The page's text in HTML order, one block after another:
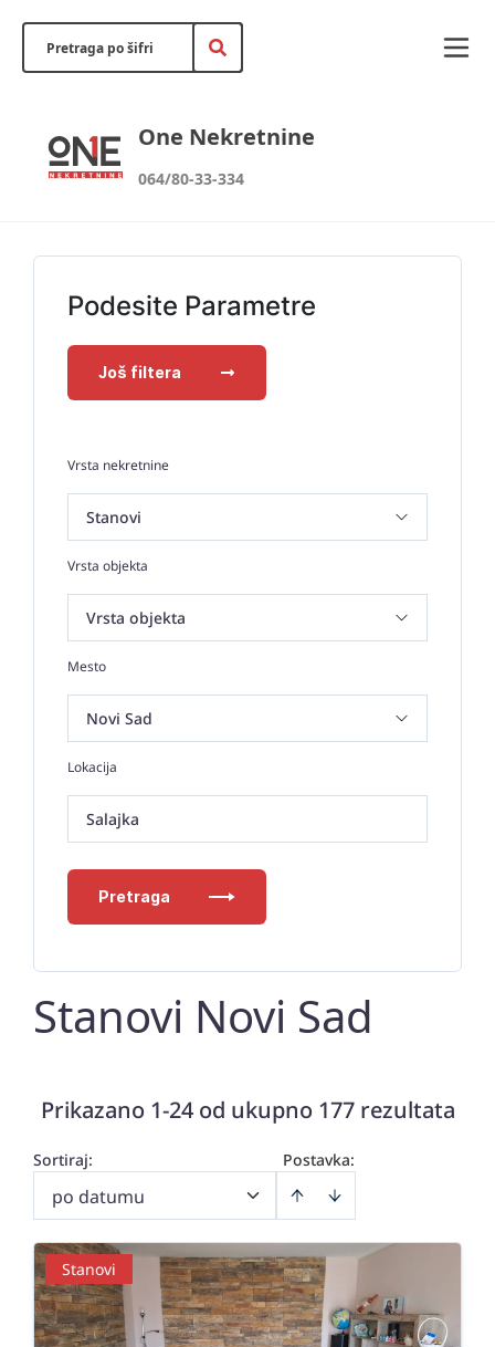
One Nekretnine
064/80-33-334
Podesite Parametre
Još filtera
Vrsta nekretnine
Vrsta objekta
Mesto
Lokacija
Salajka
Pretraga
Stanovi Novi Sad
Prikazano 1-24 od ukupno 177 rezultata
Postavka:
Sortiraj:
po datumu
Stanovi